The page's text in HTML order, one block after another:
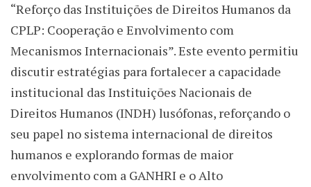
“Reforço das Instituições de Direitos Humanos da
CPLP: Cooperação e Envolvimento com
Mecanismos Internacionais”. Este evento permitiu
discutir estratégias para fortalecer a capacidade
institucional das Instituições Nacionais de
Direitos Humanos (INDH) lusófonas, reforçando o
seu papel no sistema internacional de direitos
humanos e explorando formas de maior
envolvimento com a GANHRI e o Alto